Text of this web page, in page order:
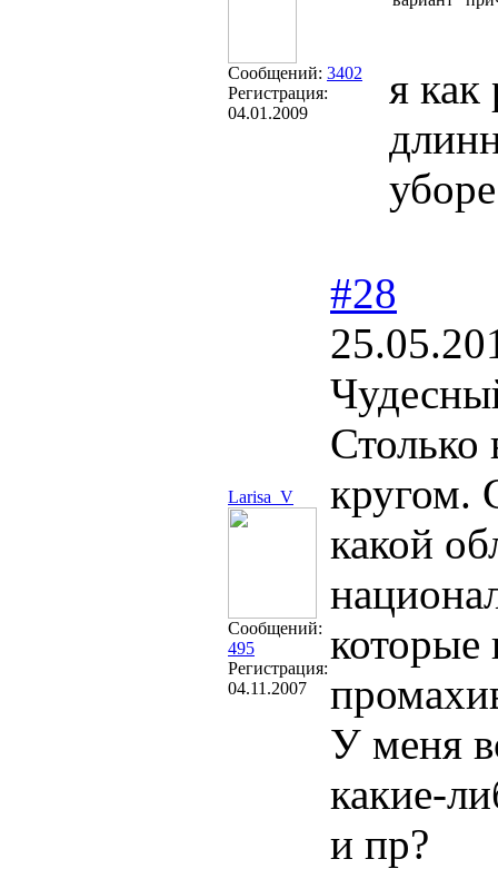
Сообщений: 3402
Регистрация:
04.01.2009
я как
Larisa_V
Сообщений:
495
Регистрация:
04.11.2007
#28
Столько
кругом.
какой
которые
У меня
какие-
и пр?